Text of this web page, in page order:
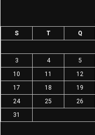
S
T Q
3
4 5
10
11 12
17
18 19
24
25 26
31